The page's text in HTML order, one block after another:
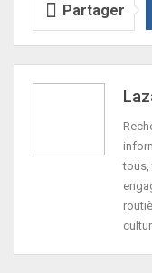
Partager
tous,